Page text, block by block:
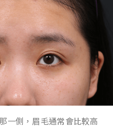
一側，眉毛通常會比較高